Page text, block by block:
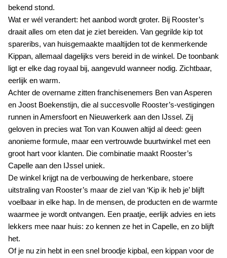
bekend stond.
Wat er wél verandert: het aanbod wordt groter. Bij Rooster’s
draait alles om eten dat je ziet bereiden. Van gegrilde kip tot
spareribs, van huisgemaakte maaltijden tot de kenmerkende
Kippan, allemaal dagelijks vers bereid in de winkel. De toonbank
ligt er elke dag royaal bij, aangevuld wanneer nodig. Zichtbaar,
eerlijk en warm.
Achter de overname zitten franchisenemers Ben van Asperen
en Joost Boekenstijn, die al succesvolle Rooster’s-vestigingen
runnen inAmersfoort en Nieuwerkerk aan den IJssel. Zij
geloven in precies wat Ton van Kouwen altijd al deed: geen
anonieme formule, maar een vertrouwde buurtwinkel met een
groot hart voor klanten. Die combinatie maakt Rooster’s
Capelle aan den IJssel uniek.
De winkel krijgt na de verbouwing de herkenbare, stoere
uitstraling van Rooster’s maar de ziel van ‘Kip ik heb je’ blijft
voelbaar in elke hap. In de mensen, de producten en de warmte
waarmee je wordt ontvangen. Een praatje, eerlijk advies en iets
lekkers mee naar huis: zo kennen ze het in Capelle, en zo blijft
het.
Of je nu zin hebt in een snel broodje kipbal, een kippan voor de